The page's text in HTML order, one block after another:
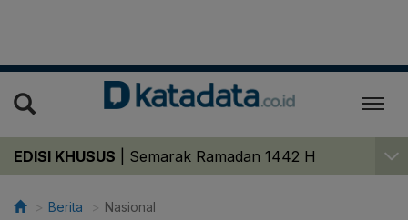
EDISI KHUSUS Semarak Ramadan 1442 H
Berita Nasional